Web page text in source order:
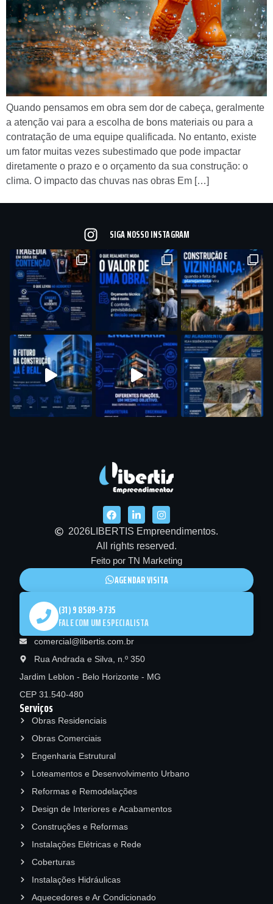
Quando pensamos em obra sem dor de cabeça, geralmente
a atenção vai para a escolha de bons materiais ou para a
contratação de uma equipe qualificada. No entanto, existe
um fator muitas vezes subestimado que pode impactar
diretamente o prazo e o orçamento da sua construção: o
clima. O impacto das chuvas nas obras Em […]
SIGA NOSSO INSTAGRAM
2026LIBERTIS Empreendimentos.
All rights reserved.
Feito por TN Marketing
Serviços
Obras Residenciais
Obras Comerciais
Engenharia Estrutural
Loteamentos e Desenvolvimento Urbano
Reformas e Remodelações
Design de Interiores e Acabamentos
Construções e Reformas
Instalações Elétricas e Rede
Coberturas
Instalações Hidráulicas
Aquecedores e Ar Condicionado
AGENDAR VISITA
(31) 9 8589-9735
FALE COM UM ESPECIALISTA
comercial@libertis.com.br
Rua Andrada e Silva, n.º 350
Jardim Leblon - Belo Horizonte - MG
CEP 31.540-480